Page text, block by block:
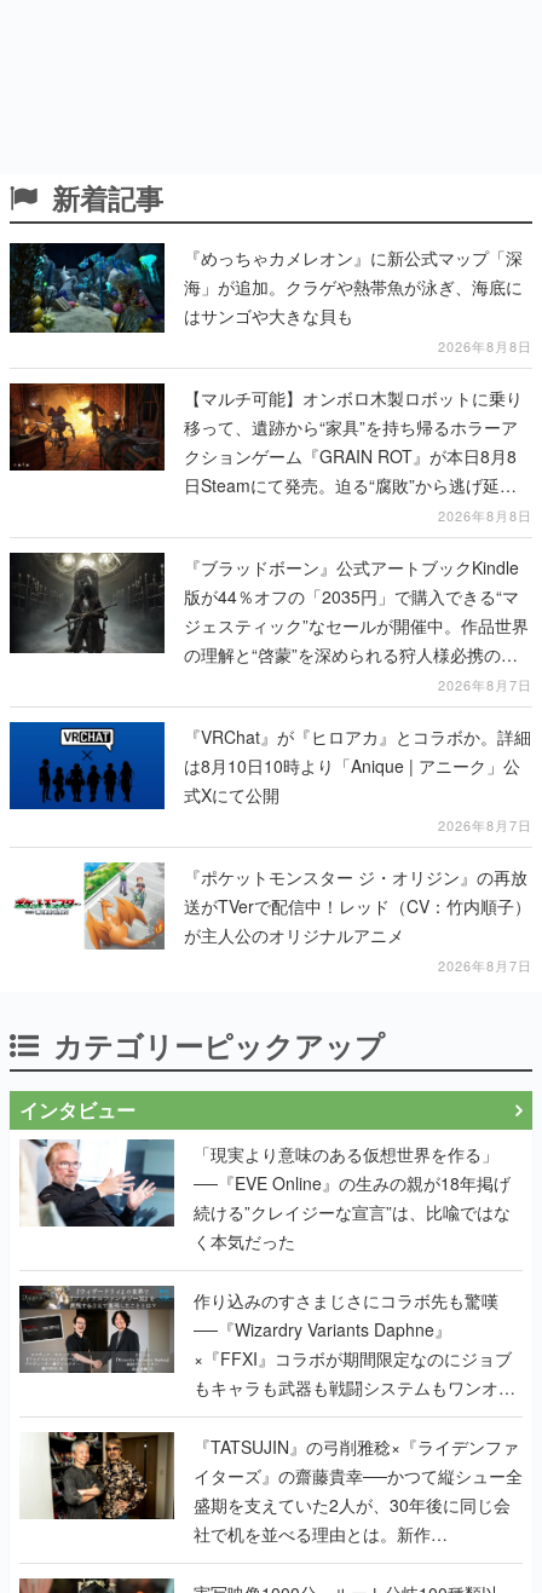
新着記事
『めっちゃカメレオン』に新公式マップ「深
海」が追加。クラゲや熱帯魚が泳ぎ、海底に
はサンゴや大きな貝も
2026年8月8日
【マルチ可能】オンボロ木製ロボットに乗り
移って、遺跡から“家具”を持ち帰るホラーア
クションゲーム『GRAIN ROT』が本日8月8
日Steamにて発売。迫る“腐敗”から逃げ延
2026年8月8日
『ブラッドボーン』公式アートブックKindle
版が44％オフの「2035円」で購入できる“マ
ジェスティック”なセールが開催中。作品世界
の理解と“啓蒙”を深められる狩人様必携の一
2026年8月7日
『VRChat』が『ヒロアカ』とコラボか。詳細
は8月10日10時より「Anique | アニーク」公
式Xにて公開
2026年8月7日
『ポケットモンスター ジ・オリジン』の再放
送がTVerで配信中！レッド（CV：竹内順子）
が主人公のオリジナルアニメ
2026年8月7日
カテゴリーピックアップ
インタビュー
「現実より意味のある仮想世界を作る」
──『EVE Online』の生みの親が18年掲げ
続ける”クレイジーな宣言”は、比喩ではな
く本気だった
作り込みのすさまじさにコラボ先も驚嘆
──『Wizardry Variants Daphne』
×『FFXI』コラボが期間限定なのにジョブ
もキャラも武器も戦闘システムもワンオフ
で作り込まれた理由を両ディレクターに聞
く
『TATSUJIN』の弓削雅稔×『ライデンファ
イターズ』の齋藤貴幸──かつて縦シュー全
盛期を支えていた2人が、30年後に同じ会
社で机を並べる理由とは。新作
『TATSUJIN EXTREME』で初タッグを組